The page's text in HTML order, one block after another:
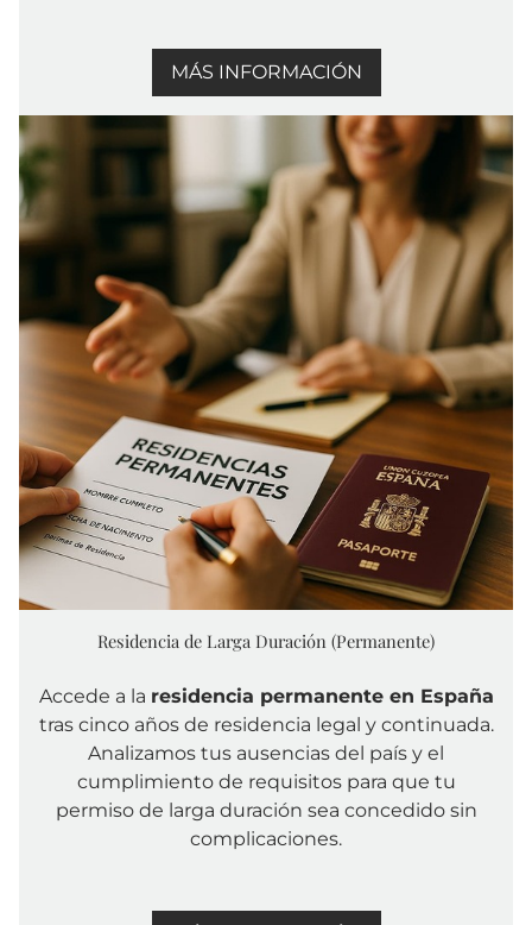
MÁS INFORMACIÓN
Residencia de Larga Duración (Permanente)
Accede a la residencia permanente en España
tras cinco años de residencia legal y continuada.
Analizamos tus ausencias del país y el
cumplimiento de requisitos para que tu
permiso de larga duración sea concedido sin
complicaciones.